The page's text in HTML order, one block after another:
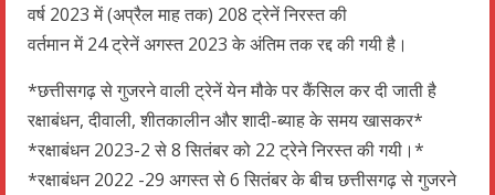
वर्ष 2023 में (अप्रैल माह तक) 208 ट्रेनें निरस्त की
वर्तमान में 24 ट्रेनें अगस्त 2023 के अंतिम तक रद्द की गयी है।
*छत्तीसगढ़ से गुजरने वाली ट्रेनें येन मौके पर कैंसिल कर दी जाती है
रक्षाबंधन, दीवाली, शीतकालीन और शादी-ब्याह के समय खासकर*
*रक्षाबंधन 2023-2 से 8 सितंबर को 22 ट्रेने निरस्त की गयी।*
*रक्षाबंधन 2022 -29 अगस्त से 6 सितंबर के बीच छत्तीसगढ़ से गुजरने